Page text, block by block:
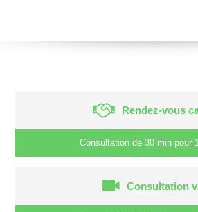
Rendez-vous
Consultation de 30 min pour
Consultation